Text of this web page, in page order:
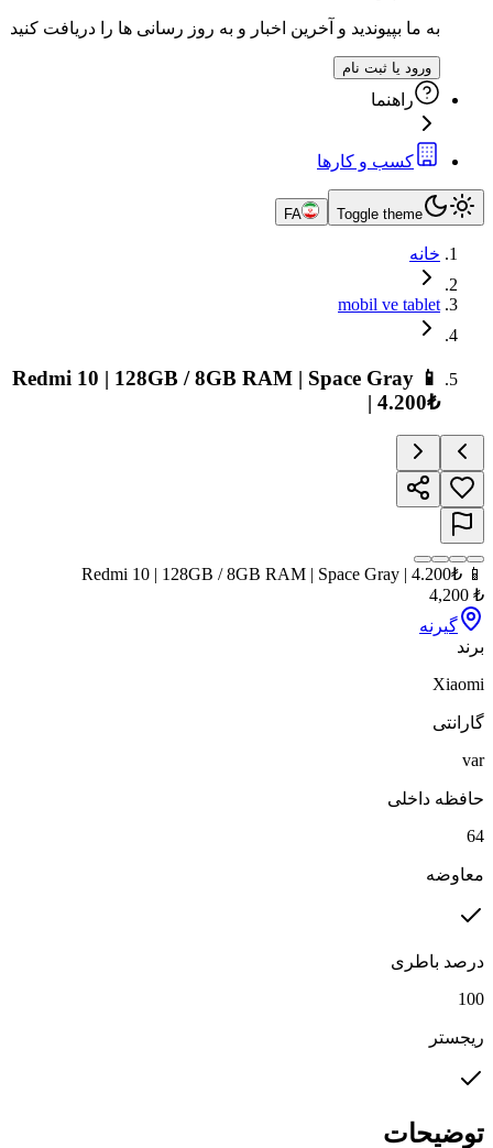
به ما بپیوندید و آخرین اخبار و به روز رسانی ها را دریافت کنید
ورود یا ثبت نام
راهنما
کسب و کارها
Toggle theme
FA
خانه
mobil ve tablet
📱 Redmi 10 | 128GB / 8GB RAM | Space Gray
| 4.200₺
📱 Redmi 10 | 128GB / 8GB RAM | Space Gray | 4.200₺
₺
4,200
گیرنه
برند
Xiaomi
گارانتی
var
حافظه داخلی
64
معاوضه
درصد باطری
100
ریجستر
توضیحات